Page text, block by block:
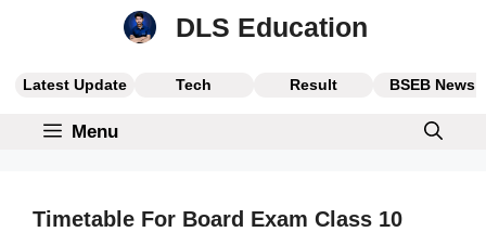
DLS Education
Latest Update Tech Result BSEB News
Menu
Timetable For Board Exam Class 10